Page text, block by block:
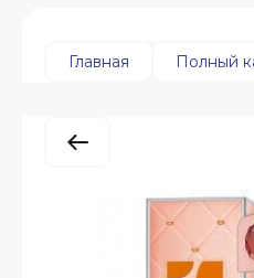
Главная Полный